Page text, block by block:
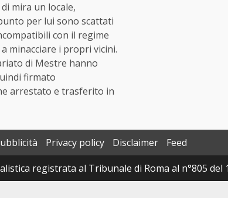
mira un locale,
per lui sono scattati
con il regime
minacciare i propri vicini.
di Mestre hanno
firmato
arrestato e trasferito in
Privacy policy Disclaimer
Feed
registrata al Tribunale di Roma al n°805 del